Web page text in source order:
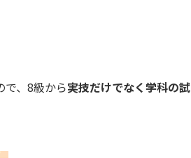
、8級から実技だけでなく学科の試